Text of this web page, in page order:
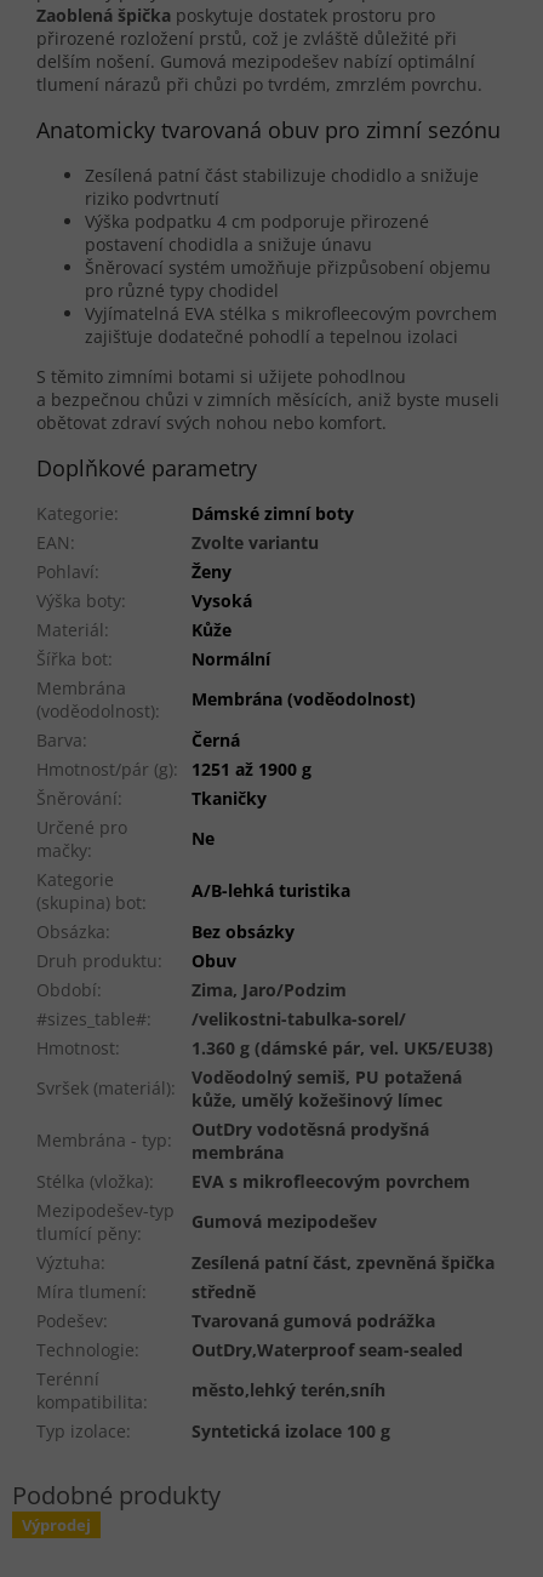
Zaoblená špička poskytuje dostatek prostoru pro
přirozené rozložení prstů, což je zvláště důležité při
delším nošení. Gumová mezipodešev nabízí optimální
tlumení nárazů při chůzi po tvrdém, zmrzlém povrchu.
Anatomicky tvarovaná obuv pro zimní sezónu
Zesílená patní část stabilizuje chodidlo a snižuje
riziko podvrtnutí
Výška podpatku 4 cm podporuje přirozené
postavení chodidla a snižuje únavu
Šněrovací systém umožňuje přizpůsobení objemu
pro různé typy chodidel
Vyjímatelná EVA stélka s mikrofleecovým povrchem
zajišťuje dodatečné pohodlí a tepelnou izolaci
S těmito zimními botami si užijete pohodlnou
a bezpečnou chůzi v zimních měsících, aniž byste museli
obětovat zdraví svých nohou nebo komfort.
Doplňkové parametry
Kategorie:
Dámské zimní boty
EAN:
Zvolte variantu
Pohlaví:
Ženy
Výška boty:
Vysoká
Materiál:
Kůže
Šířka bot:
Normální
Membrána
(voděodolnost):
Membrána (voděodolnost)
Barva:
Černá
Hmotnost/pár (g):
1251 až 1900 g
Šněrování:
Tkaničky
Určené pro
mačky:
Ne
Kategorie
(skupina) bot:
A/B-lehká turistika
Obsázka:
Bez obsázky
Druh produktu:
Obuv
Období:
Zima, Jaro/Podzim
#sizes_table#:
/velikostni-tabulka-sorel/
Hmotnost:
1.360 g (dámské pár, vel. UK5/EU38)
Svršek (materiál):
Voděodolný semiš, PU potažená
kůže, umělý kožešinový límec
Membrána - typ:
OutDry vodotěsná prodyšná
membrána
Stélka (vložka):
EVA s mikrofleecovým povrchem
Mezipodešev-typ
tlumící pěny:
Gumová mezipodešev
Výztuha:
Zesílená patní část, zpevněná špička
Míra tlumení:
středně
Podešev:
Tvarovaná gumová podrážka
Technologie:
OutDry,Waterproof seam-sealed
Terénní
kompatibilita:
město,lehký terén,sníh
Typ izolace: Syntetická izolace 100 g
Výprodej